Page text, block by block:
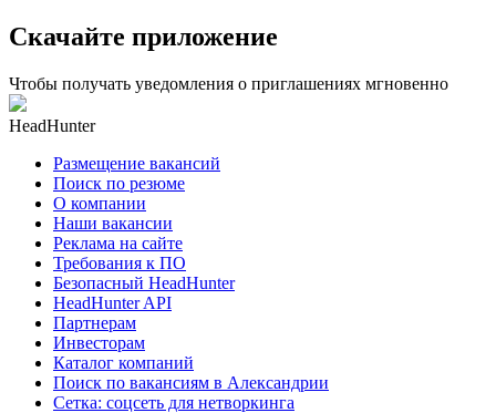
Скачайте приложение
Чтобы получать уведомления о приглашениях мгновенно
HeadHunter
Размещение вакансий
Поиск по резюме
О компании
Наши вакансии
Реклама на сайте
Требования к ПО
Безопасный HeadHunter
HeadHunter API
Партнерам
Инвесторам
Каталог компаний
Поиск по вакансиям в Александрии
Сетка: соцсеть для нетворкинга